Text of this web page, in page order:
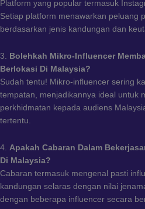
Platform yang popular termasuk
Setiap platform menawarkan peluang
berdasarkan jenis kandungan dan
3. Bolehkah Mikro-Influencer
Berlokasi Di Malaysia?
Sudah tentu! Mikro-influencer sering
tempatan, menjadikannya ideal untuk
perkhidmatan kepada audiens
tertentu.
4. Apakah Cabaran Dalam
Di Malaysia?
Cabaran termasuk mengenal pasti
kandungan selaras dengan nilai
dengan beberapa influencer secara